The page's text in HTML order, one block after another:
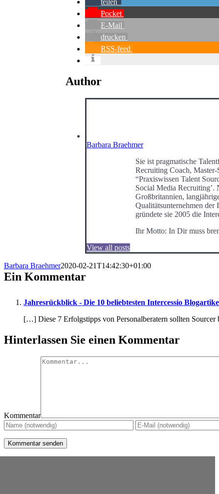
teilen
Pocket
E-Mail
drucken
RSS-feed
Author
Barbara Braehmer
Sie ist pragmatische
Recruiting Coach,
“Praxiswissen Talent
Social Media
Großbritannien,
Qualitätsunternehmen der
gründete sie 2005 die
Ihr Motto: In Dir muss
View all posts
Barbara Braehmer2020-02-21T14:42:30+01:00
Ein Kommentar
Jahresrückblick - Die 10 beliebtesten Intercessio
[…] Diese 7 Erfolgstipps von Personalberatern sollten
Hinterlassen Sie einen Kommentar
Kommentar